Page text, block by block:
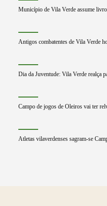
Município de Vila Verde assume
Antigos combatentes de Vila Verde
Dia da Juventude: Vila Verde realça
Campo de jogos de Oleiros vai ter
Atletas vilaverdenses sagram-se